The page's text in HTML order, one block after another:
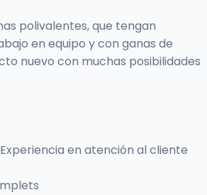
polivalentes, que tengan
en equipo y con ganas de
nuevo con muchas posibilidades
Experiencia en atención al cliente